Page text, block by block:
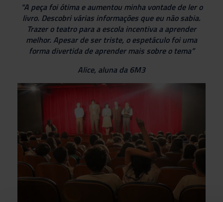
“A peça foi ótima e aumentou minha vontade de ler o
livro. Descobri várias informações que eu não sabia.
Trazer o teatro para a escola incentiva a aprender
melhor. Apesar de ser triste, o espetáculo foi uma
forma divertida de aprender mais sobre o tema”
Alice, aluna da 6M3